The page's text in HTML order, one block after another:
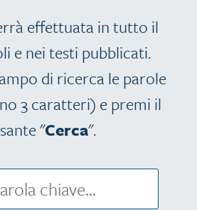
effettuata in tutto il
e nei testi pubblicati.
di ricerca le parole
3 caratteri) e premi il
"Cerca".